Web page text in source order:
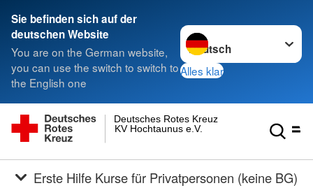
Sie befinden sich auf der
deutschen Website
You are on the German website,
you can use the switch to switch to
the English one
Sprache wechseln zu
Alles klar
KV Hochtaunus e.V.
Deutsches Rotes Kreuz
Erste Hilfe Kurse für Privatpersonen (keine BG)